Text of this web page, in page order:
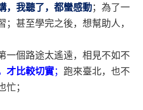
，我聽了，都蠻感動；為了一
甚至學完之後，想幫助人，
一個路途太遙遠，相見不如不
才比較切實； 跑來臺北，也不
；